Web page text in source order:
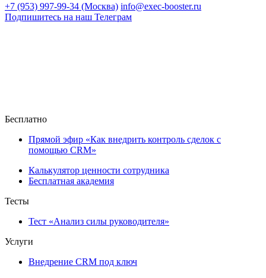
+7 (953) 997-99-34 (Москва) info@exec-booster.ru
Подпишитесь на наш Телеграм
Бесплатно
Прямой эфир «Как внедрить контроль сделок с
помощью CRM»
Калькулятор ценности сотрудника
Бесплатная академия
Тесты
Тест «Анализ силы руководителя»
Услуги
Внедрение CRM под ключ